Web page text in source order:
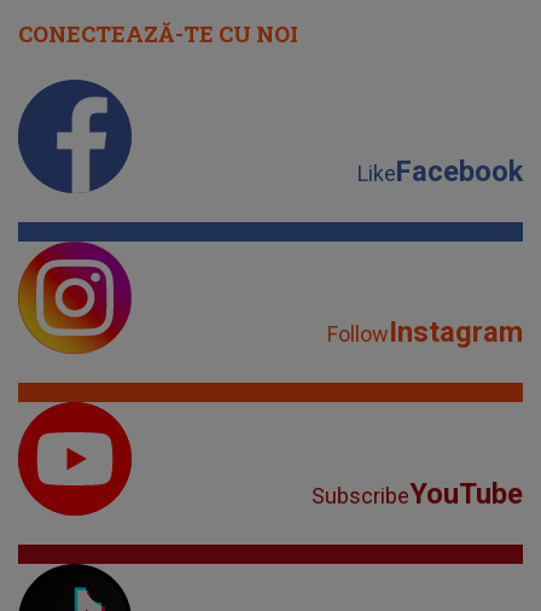
CONECTEAZĂ-TE CU NOI
LikeFacebook
FollowInstagram
SubscribeYouTube